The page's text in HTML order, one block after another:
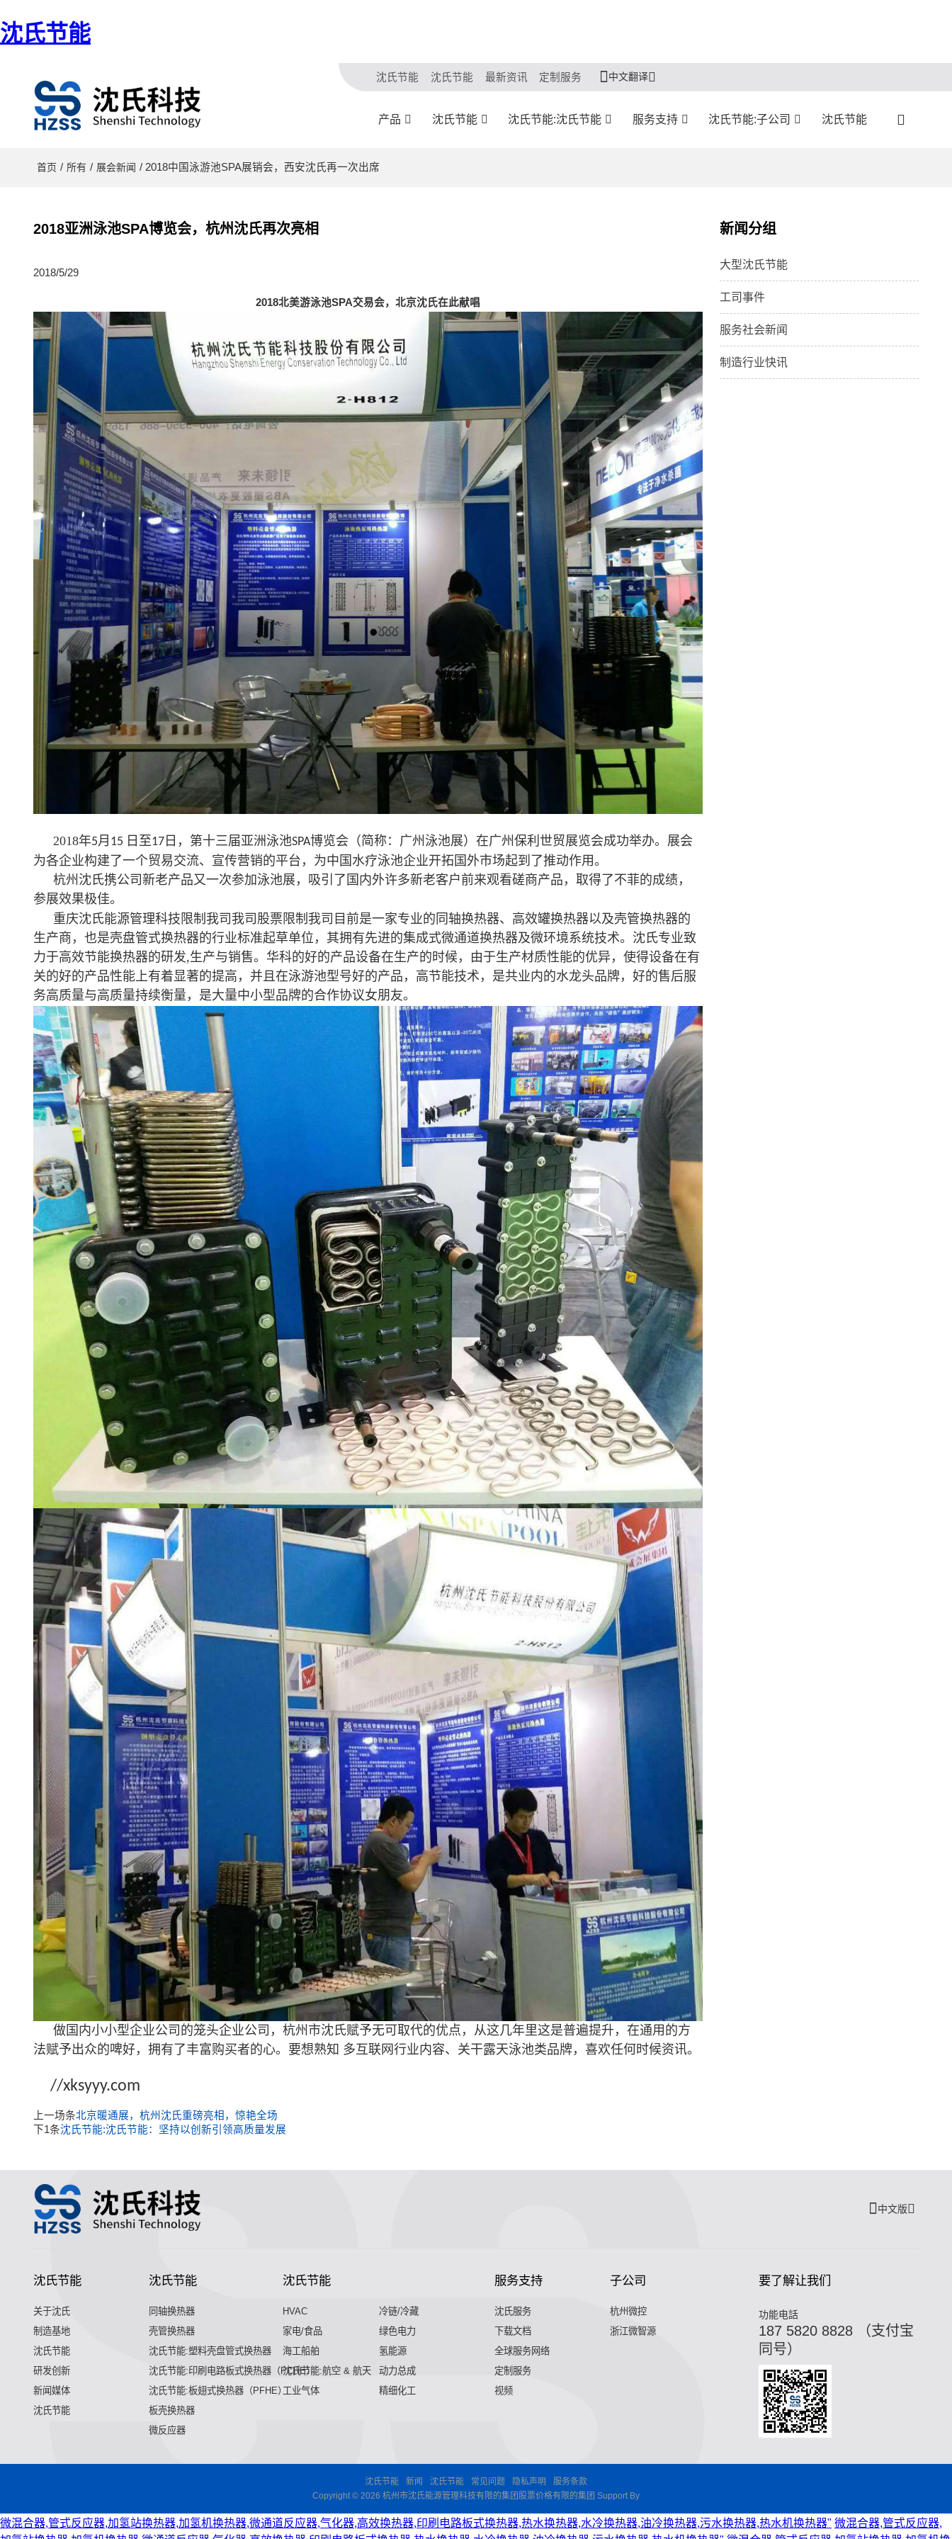
沈氏节能
沈氏节能 沈氏节能 最新资讯 定制服务 中文翻译
产品 沈氏节能 沈氏节能:沈氏节能 服务支持 沈氏节能:子公司 沈氏节能
首页 / 所有 / 展会新闻 / 2018中国泳游池SPA展销会，西安沈氏再一次出席
2018亚洲泳池SPA博览会，杭州沈氏再次亮相
2018/5/29
2018北美游泳池SPA交易会，北京沈氏在此献唱
2018年5月 15 日至17日，第十三届亚洲泳池SPA博览会（简称：广州泳池展）在广州保利世贸展览会成功举办。展会
为各企业构建了一个贸易交流、宣传营销的平台，为中国水疗泳池企业开拓国外市场起到了推动作用。
杭州沈氏携公司新老产品又一次参加泳池展，吸引了国内外许多新老客户前来观看磋商产品，取得了不菲的成绩，
参展效果极佳。
重庆沈氏能源管理科技限制我司我司股票限制我司 目前是一家专业的同轴换热器、高效罐换热器以及壳管换热器的
生产商，也是壳盘管式换热器的行业标准起草单位，其拥有先进的集成式微通道换热器及微环境系统技术。沈氏专业致
力于高效节能换热器的研发,生产与销售。 华科的好的产品设备在生产的时候，由于生产材质性能的优异，使得设备在有
关的好的产品性能上有着显著的提高，并且在泳游池型号好的产品，高节能技术，是共业内的水龙头品牌，好的售后服
务高质量与高质量持续衡量，是大量中小型品牌的合作协议女朋友。
做国内小小型企业公司的笼头企业公司，杭州市沈氏赋予无可取代的优点，从这几年里这是普遍提升，在通用的方
法赋予出众的啤好，拥有了丰富购买者的心。要想熟知 多互联网行业内容、关干露天泳池类品牌，喜欢任何时候资讯。
//xksyyy.com
上一场条北京暖通展，杭州沈氏重磅亮相，惊艳全场
下1条沈氏节能:沈氏节能：坚持以创新引领高质量发展
新闻分组
大型沈氏节能
工司事件
服务社会新闻
制造行业快讯
中文版
沈氏节能
关于沈氏
制造基地
沈氏节能
研发创新
新闻媒体
沈氏节能
沈氏节能
同轴换热器
壳管换热器
沈氏节能:塑料壳盘管式换热器
沈氏节能:印刷电路板式换热器（PCHE）
沈氏节能:板翅式换热器（PFHE）
板壳换热器
微反应器
沈氏节能
HVAC
冷链/冷藏
家电/食品
绿色电力
海工船舶
氢能源
沈氏节能:航空 & 航天
动力总成
工业气体
精细化工
服务支持
沈氏服务
下载文档
全球服务网络
定制服务
视频
子公司
杭州微控
浙江微智源
要了解让我们
功能电話
187 5820 8828 （支付宝
同号）
沈氏节能 新闻 沈氏节能 常见问题 隐私声明
服务条款
Copyright © 2026 杭州市沈氏能源管理科技有限的集团股票价格有限的集团 Support By
微混合器,管式反应器,加氢站换热器,加氢机换热器,微通道反应器,气化器,高效换热器,印刷电路板式换热器,热水换热器,水冷换热器,油冷换热器,污水换热器,热水机换热器" 微混合器,管式反应器,